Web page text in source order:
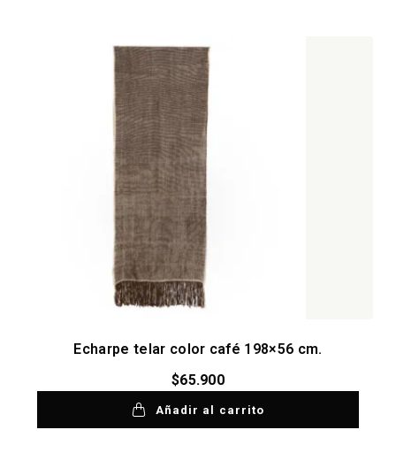
Echarpe telar color café 198×56 cm.
$65.900
Añadir al carrito